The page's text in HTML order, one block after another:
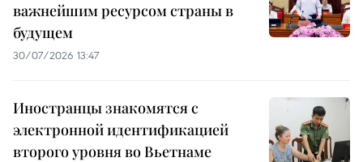
важнейшим ресурсом страны в
будущем
30/07/2026 13:47
Иностранцы знакомятся с
электронной идентификацией
второго уровня во Вьетнаме